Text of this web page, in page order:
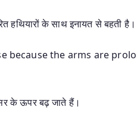
हथियारों के साथ इनायत से बहती है।
because the arms are
के ऊपर बढ़ जाते हैं।